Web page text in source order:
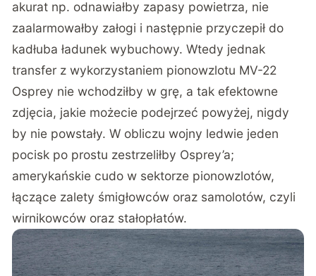
akurat np. odnawiałby zapasy powietrza, nie
zaalarmowałby załogi i następnie przyczepił do
kadłuba ładunek wybuchowy. Wtedy jednak
transfer z wykorzystaniem pionowzlotu MV-22
Osprey nie wchodziłby w grę, a tak efektowne
zdjęcia, jakie możecie podejrzeć powyżej, nigdy
by nie powstały. W obliczu wojny ledwie jeden
pocisk po prostu zestrzeliłby Osprey’a;
amerykańskie cudo w sektorze pionowzlotów,
łączące zalety śmigłowców oraz samolotów, czyli
wirnikowców oraz stałopłatów.